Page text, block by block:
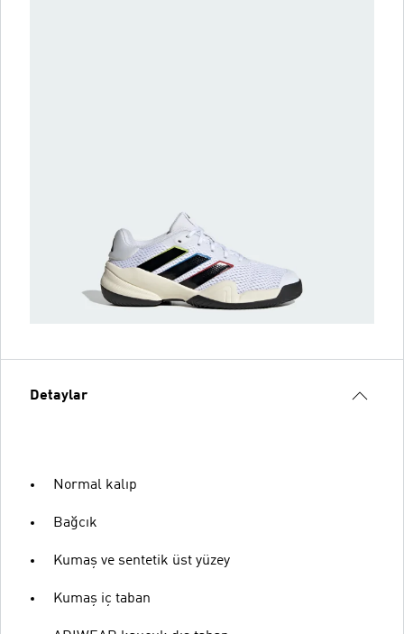
Detaylar
Normal kalıp
Bağcık
Kumaş ve sentetik üst yüzey
Kumaş iç taban